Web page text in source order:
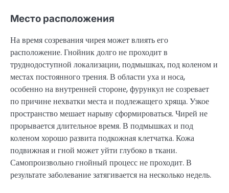
Место расположения
На время созревания чирея может влиять его
расположение. Гнойник долго не проходит в
труднодоступной локализации, подмышках, под коленом и
местах постоянного трения. В области уха и носа,
особенно на внутренней стороне, фурункул не созревает
по причине нехватки места и подлежащего хряща. Узкое
пространство мешает нарыву сформироваться. Чирей не
прорывается длительное время. В подмышках и под
коленом хорошо развита подкожная клетчатка. Кожа
подвижная и гной может уйти глубоко в ткани.
Самопроизвольно гнойный процесс не проходит. В
результате заболевание затягивается на несколько недель.